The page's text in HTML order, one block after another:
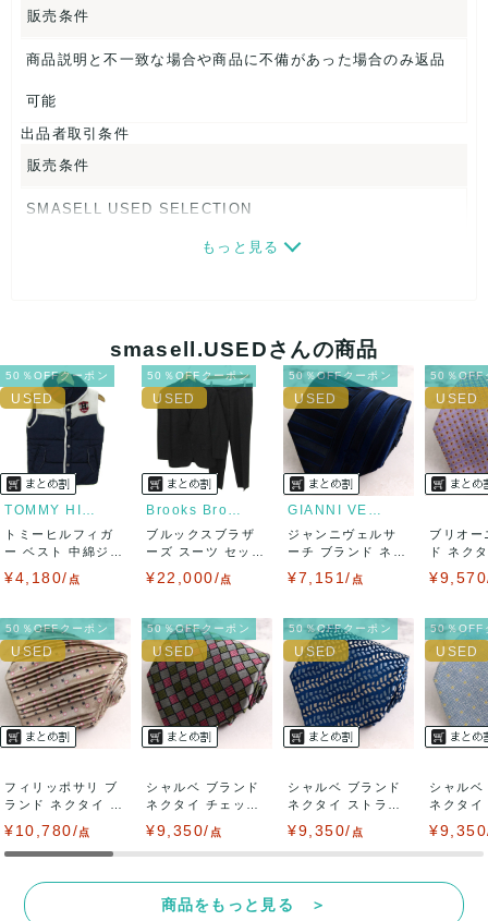
【 素材・成分 】
素材タグを撮影しておりますので、ご確認下さいませ。
【 商品札 】
なし
販売条件
商品説明と不一致な場合や商品に不備があった場合のみ返品
可能
出品者取引条件
販売条件
SMASELL USED SELECTION
画像ダウンロードなので、転売にも最適♪
ネコポスの場合は日時指定ができませんので、ご了承下さい
ませ。
USED品に関しましては、見る方によって状態の価値観が異な
りますので、トラブルを避けるため、神経質な方や完璧な商
品を求められる方は御購入をお控えください。
また商品には細心の注意をはらっておりますが、何かござい
ましたら、レビュー記載前に必ずコメント欄よりご連絡お願
い致します。対応できることがあれば、誠意をもって対応致
します。
また並行輸入品もございますので、真贋方法などお答えでき
ない場合もございます。
万が一、購入後に偽造品等が発覚しましたら、返品・返金に
もっと見る
smasell.USEDさんの商品
50％OFFクーポン
TOMMY HILFIGER
トミーヒルフィガ
ー ベスト 中綿ジャ
¥4,180/ 点
50％OFFクーポン
Brooks Brothers
ブルックスブラザ
ーズ スーツ セット
¥22,000/点
50％OFFクーポン
GIANNI VERSACE
ジャンニヴェルサ
ーチ ブランド ネク
¥7,151/ 点
50％OFF
ブリオー
ド ネク
50％OFFクーポン
フィリッポサリ ブ
ランド ネクタイ 小
¥10,780/点
50％OFFクーポン
シャルベ ブランド
ネクタイ チェック
¥9,350/ 点
50％OFFクーポン
シャルベ ブランド
ネクタイ ストライ
¥9,350/ 点
50％OFF
シャルベ
ネクタイ
商品をもっと見る ＞